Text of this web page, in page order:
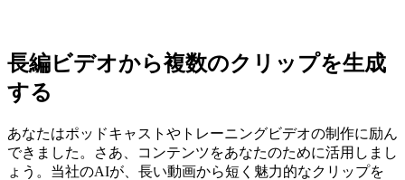
長編ビデオから複数のクリップを生成
する
あなたはポッドキャストやトレーニングビデオの制作に励ん
できました。さあ、コンテンツをあなたのために活用しまし
ょう。当社のAIが、長い動画から短く魅力的なクリップを